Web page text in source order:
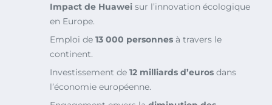
Impact de Huawei sur l’innovation écologique
en Europe.
Emploi de 13 000 personnes à travers le
continent.
Investissement de 12 milliards d’euros dans
l’économie européenne.